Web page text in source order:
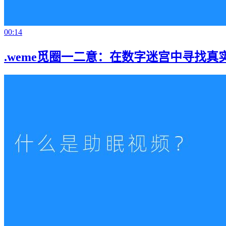
00:14
.weme觅圈一二意：在数字迷宫中寻找真